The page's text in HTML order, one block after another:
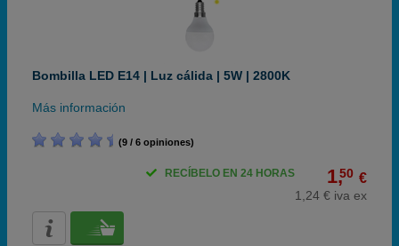
Bombilla LED E14 | Luz cálida | 5W | 2800K
Más información
(9 / 6 opiniones)
1,50 €
1,24 € iva ex
RECÍBELO EN 24 HORAS